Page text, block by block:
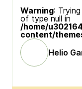
Warning:
of type null in
/home/
content/
Helio